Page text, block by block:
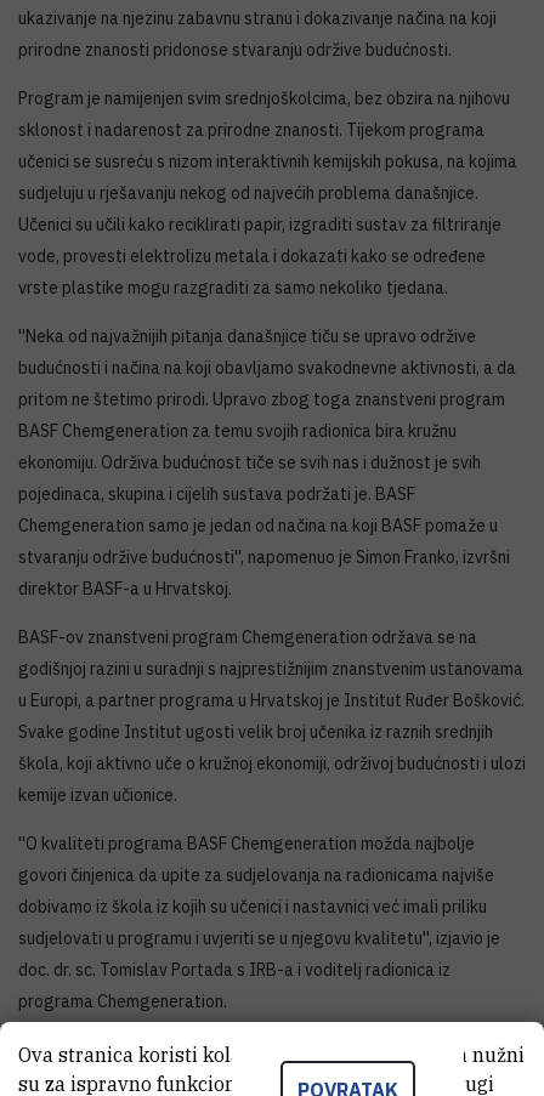
ukazivanje na njezinu zabavnu stranu i dokazivanje načina na koji
prirodne znanosti pridonose stvaranju održive budućnosti.
Program je namijenjen svim srednjoškolcima, bez obzira na njihovu
sklonost i nadarenost za prirodne znanosti. Tijekom programa
učenici se susreću s nizom interaktivnih kemijskih pokusa, na kojima
sudjeluju u rješavanju nekog od najvećih problema današnjice.
Učenici su učili kako reciklirati papir, izgraditi sustav za filtriranje
vode, provesti elektrolizu metala i dokazati kako se određene
vrste plastike mogu razgraditi za samo nekoliko tjedana.
''Neka od najvažnijih pitanja današnjice tiču se upravo održive
budućnosti i načina na koji obavljamo svakodnevne aktivnosti, a da
pritom ne štetimo prirodi. Upravo zbog toga znanstveni program
BASF Chemgeneration za temu svojih radionica bira kružnu
ekonomiju. Održiva budućnost tiče se svih nas i dužnost je svih
pojedinaca, skupina i cijelih sustava podržati je. BASF
Chemgeneration samo je jedan od načina na koji BASF pomaže u
stvaranju održive budućnosti'', napomenuo je Simon Franko, izvršni
direktor BASF-a u Hrvatskoj.
BASF-ov znanstveni program Chemgeneration održava se na
godišnjoj razini u suradnji s najprestižnijim znanstvenim ustanovama
u Europi, a partner programa u Hrvatskoj je Institut Ruđer Bošković.
Svake godine Institut ugosti velik broj učenika iz raznih srednjih
škola, koji aktivno uče o kružnoj ekonomiji, održivoj budućnosti i ulozi
kemije izvan učionice.
''O kvaliteti programa BASF Chemgeneration možda najbolje
govori činjenica da upite za sudjelovanja na radionicama najviše
dobivamo iz škola iz kojih su učenici i nastavnici već imali priliku
sudjelovati u programu i uvjeriti se u njegovu kvalitetu'', izjavio je
doc. dr. sc. Tomislav Portada s IRB-a i voditelj radionica iz
programa Chemgeneration.
POVRATAK
Ova stranica koristi kolačiće. Neki od tih kolačića nužni
su za ispravno funkcioniranje stranice, dok se drugi